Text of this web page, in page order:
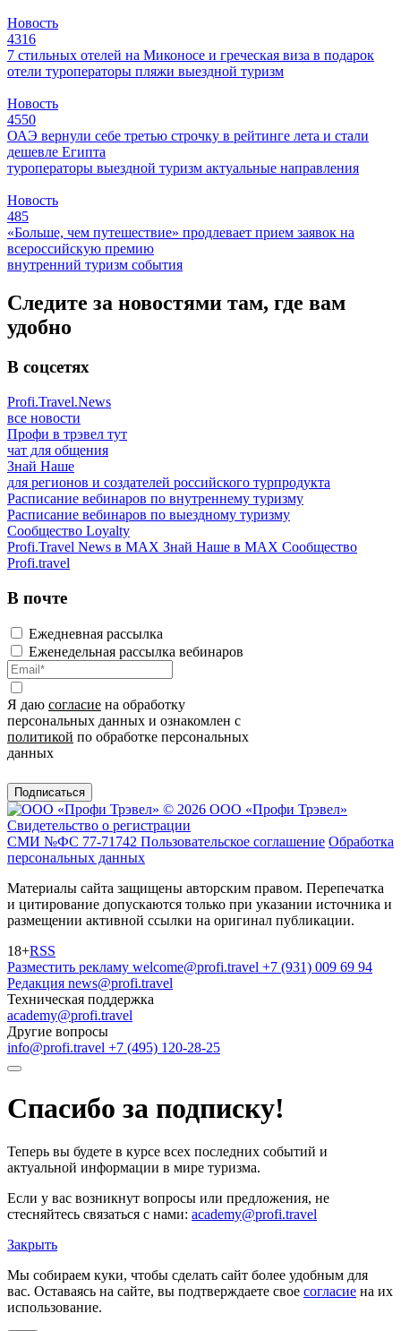
Новость
4316
7 стильных отелей на Миконосе и греческая виза в подарок
отели туроператоры пляжи выездной туризм
Новость
4550
ОАЭ вернули себе третью строчку в рейтинге лета и стали
дешевле Египта
туроператоры выездной туризм актуальные направления
Новость
485
«Больше, чем путешествие» продлевает прием заявок на
всероссийскую премию
внутренний туризм события
Следите за новостями там, где вам
удобно
В соцсетях
Profi.Travel.News
все новости
Профи в трэвел тут
чат для общения
Знай Наше
для регионов и создателей российского турпродукта
Расписание вебинаров по внутреннему туризму
Расписание вебинаров по выездному туризму
Сообщество Loyalty
Profi.Travel News в MAX Знай Наше в MAX Сообщество
Profi.travel
В почте
Ежедневная рассылка
Еженедельная рассылка вебинаров
Я даю согласие на обработку
персональных данных и ознакомлен с
политикой по обработке персональных
данных
Подписаться
© 2026 ООО «Профи Трэвeл»
Свидетельство о регистрации
СМИ №ФС 77-71742 Пользовательское соглашение Обработка
персональных данных
Материалы сайта защищены авторским правом. Перепечатка
и цитирование допускаются только при указании источника и
размещении активной ссылки на оригинал публикации.
18+RSS
Разместить рекламу welcome@profi.travel +7 (931) 009 69 94
Редакция news@profi.travel
Техническая поддержка
academy@profi.travel
Другие вопросы
info@profi.travel +7 (495) 120-28-25
Спасибо за подписку!
Теперь вы будете в курсе всех последних событий и
актуальной информации в мире туризма.
Если у вас возникнут вопросы или предложения, не
стесняйтесь связаться с нами: academy@profi.travel
Закрыть
Мы собираем куки, чтобы сделать сайт более удобным для
вас. Оставаясь на сайте, вы подтверждаете свое согласие на их
использование.